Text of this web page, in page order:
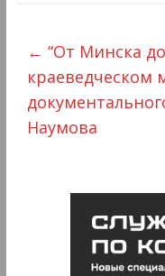
← “От Минска
краеведческом
Наумова